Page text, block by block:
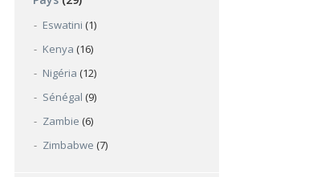
Eswatini (1)
Kenya (16)
Nigéria (12)
Sénégal (9)
Zambie (6)
Zimbabwe (7)